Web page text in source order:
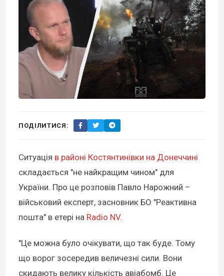
ПОДІЛИТИСЯ:
Ситуація в районі Костянтинівки на Донеччині
складається "не найкращим чином" для
України. Про це розповів Павло Нарожний –
військовий експерт, засновник БО "Реактивна
пошта" в етері на Radio NV.
"Це можна було очікувати, що так буде. Тому
що ворог зосередив величезні сили. Вони
скидають велику кількість авіабомб. Це